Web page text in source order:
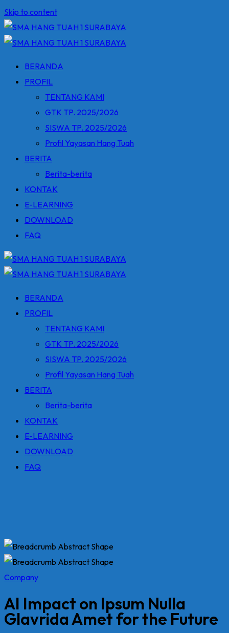
Skip to content
BERANDA
PROFIL
TENTANG KAMI
GTK TP. 2025/2026
SISWA TP. 2025/2026
Profil Yayasan Hang Tuah
BERITA
Berita-berita
KONTAK
E-LEARNING
DOWNLOAD
FAQ
BERANDA
PROFIL
TENTANG KAMI
GTK TP. 2025/2026
SISWA TP. 2025/2026
Profil Yayasan Hang Tuah
BERITA
Berita-berita
KONTAK
E-LEARNING
DOWNLOAD
FAQ
Company
AI Impact on Ipsum Nulla
Glavrida Amet for the Future